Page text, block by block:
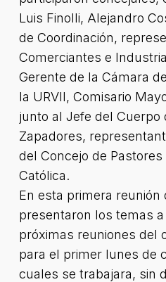
Luis Finolli, Alejandro
de Coordinación,
Comerciantes e
Gerente de la Cámara
la URVII, Comisario
junto al Jefe del Cuerpo
Zapadores,
del Concejo de
Católica.
En esta primera reunión
presentaron los temas
próximas reuniones del
para el primer lunes de
cuales se trabajara, sin